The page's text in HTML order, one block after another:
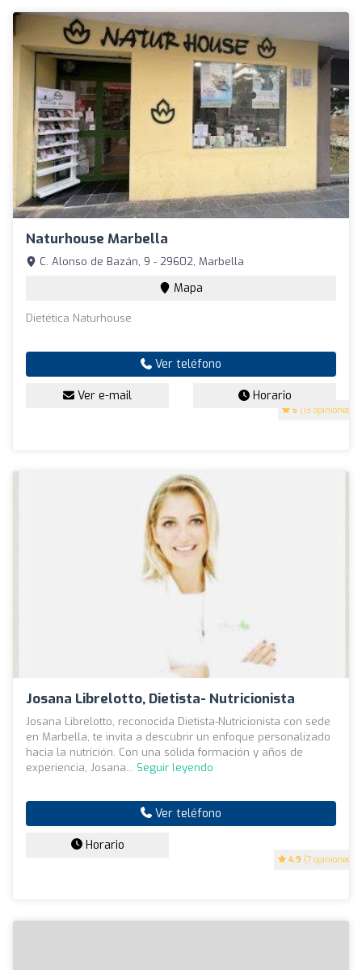
Naturhouse Marbella
5 (13 opiniones)
C. Alonso de Bazán, 9 - 29602, Marbella
Mapa
Dietética Naturhouse
Ver teléfono
Ver e-mail Horario
Josana Librelotto, Dietista- Nutricionista
4.9 (7 opiniones)
Josana Librelotto, reconocida Dietista-Nutricionista con sede
en Marbella, te invita a descubrir un enfoque personalizado
hacia la nutrición. Con una sólida formación y años de
experiencia, Josana... Seguir leyendo
Ver teléfono
Horario